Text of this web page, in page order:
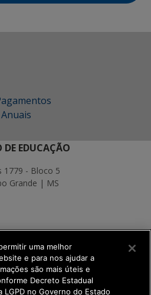
DE EDUCAÇÃO
1779 - Bloco 5
Grande | MS
uma melhor
e para nos ajudar a
são mais úteis e
Decreto Estadual
no Governo do Estado